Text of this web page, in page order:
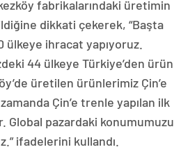
fabrikalarındaki üretimin
dikkati çekerek, “Başta
ülkeye ihracat yapıyoruz.
44 ülkeye Türkiye’den ürün
üretilen ürünlerimiz Çin’e
Çin’e trenle yapılan ilk
Global pazardaki konumumuzu
ifadelerini kullandı.